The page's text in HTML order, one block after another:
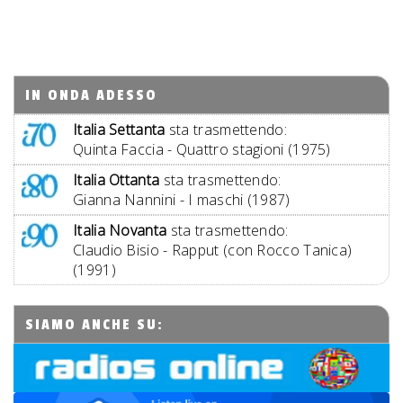
IN ONDA ADESSO
Italia Settanta sta trasmettendo:
Quinta Faccia - Quattro stagioni (1975)
Italia Ottanta sta trasmettendo:
Gianna Nannini - I maschi (1987)
Italia Novanta sta trasmettendo:
Claudio Bisio - Rapput (con Rocco Tanica)
(1991)
SIAMO ANCHE SU: